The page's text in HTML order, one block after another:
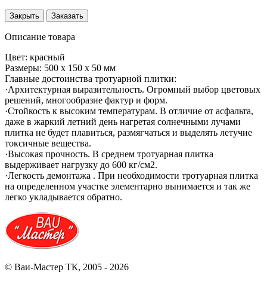
Закрыть Заказать
Описание товара
Цвет: красный
Размеры: 500 х 150 х 50 мм
Главные достоинства тротуарной плитки:
·Архитектурная выразительность. Огромный выбор цветовых
решений, многообразие фактур и форм.
·Стойкость к высоким температурам. В отличие от асфальта,
даже в жаркий летний день нагретая солнечными лучами
плитка не будет плавиться, размягчаться и выделять летучие
токсичные вещества.
·Высокая прочность. В среднем тротуарная плитка
выдерживает нагрузку до 600 кг/см2.
·Легкость демонтажа . При необходимости тротуарная плитка
на определенном участке элементарно вынимается и так же
легко укладывается обратно.
© Ваи-Мастер ТК, 2005 - 2026